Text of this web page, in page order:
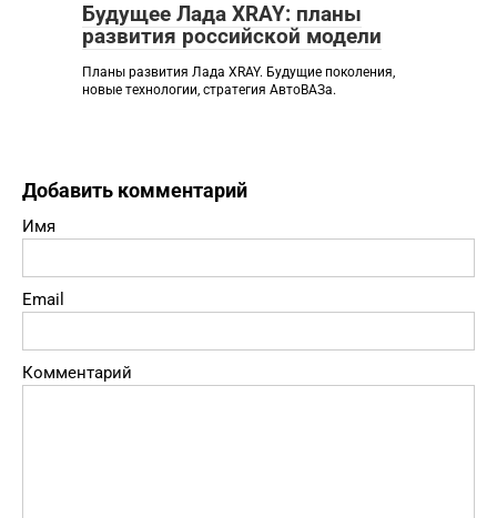
Будущее Лада XRAY: планы
развития российской модели
Планы развития Лада XRAY. Будущие поколения,
новые технологии, стратегия АвтоВАЗа.
Добавить комментарий
Имя
Email
Комментарий